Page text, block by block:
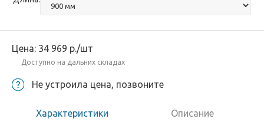
Цена: 34 969 р./шт
Доступно на дальних складах
Не устроила цена, позвоните
Характеристики Описание